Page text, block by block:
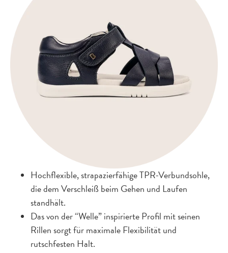
Hochflexible, strapazierfähige TPR-Verbundsohle,
die dem Verschleiß beim Gehen und Laufen
standhält.
Das von der “Welle” inspirierte Profil mit seinen
Rillen sorgt für maximale Flexibilität und
rutschfesten Halt.